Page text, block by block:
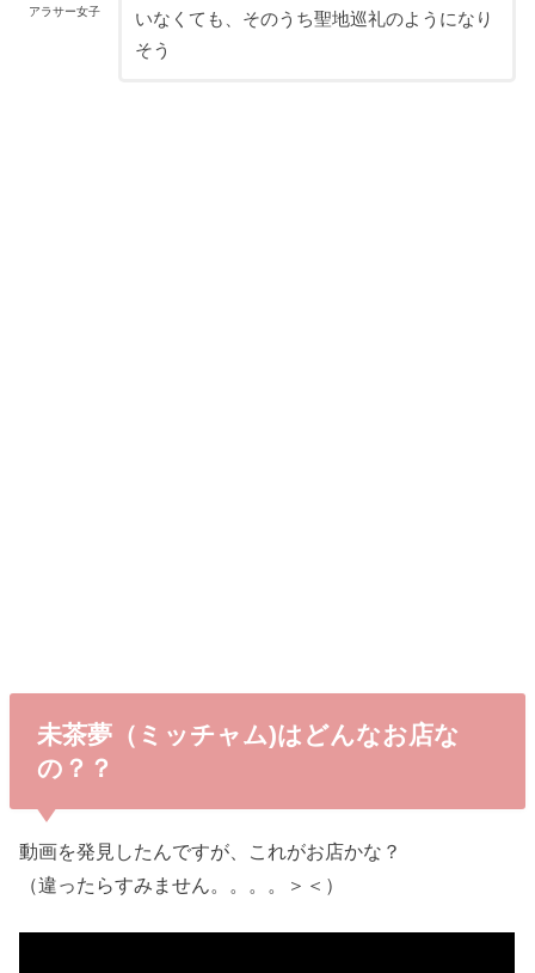
アラサー女子
いなくても、そのうち聖地巡礼のようになり
そう
未茶夢（ミッチャム)はどんなお店な
の？？
動画を発見したんですが、これがお店かな？
（違ったらすみません。。。。＞＜）